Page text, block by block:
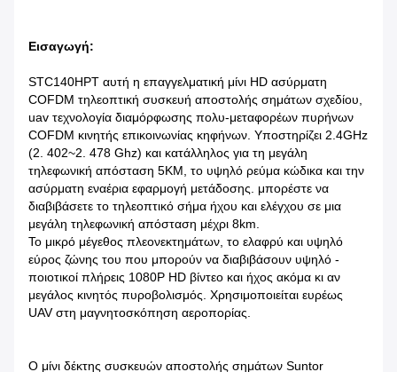
Εισαγωγή:
STC140HPT αυτή η επαγγελματική μίνι HD ασύρματη
COFDM τηλεοπτική συσκευή αποστολής σημάτων σχεδίου,
uav τεχνολογία διαμόρφωσης πολυ-μεταφορέων πυρήνων
COFDM κινητής επικοινωνίας κηφήνων. Υποστηρίζει 2.4GHz
(2. 402~2. 478 Ghz) και κατάλληλος για τη μεγάλη
τηλεφωνική απόσταση 5KM, το υψηλό ρεύμα κώδικα και την
ασύρματη εναέρια εφαρμογή μετάδοσης. μπορέστε να
διαβιβάσετε το τηλεοπτικό σήμα ήχου και ελέγχου σε μια
μεγάλη τηλεφωνική απόσταση μέχρι 8km.
Το μικρό μέγεθος πλεονεκτημάτων, το ελαφρύ και υψηλό
εύρος ζώνης του που μπορούν να διαβιβάσουν υψηλό -
ποιοτικοί πλήρεις 1080P HD βίντεο και ήχος ακόμα κι αν
μεγάλος κινητός πυροβολισμός. Χρησιμοποιείται ευρέως
UAV στη μαγνητοσκόπηση αεροπορίας.
Ο μίνι δέκτης συσκευών αποστολής σημάτων Suntor